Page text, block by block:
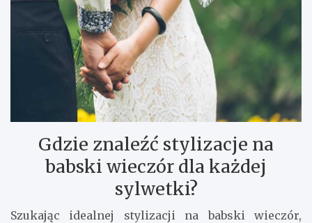
Gdzie znaleźć stylizacje na
babski wieczór dla każdej
sylwetki?
Szukając idealnej stylizacji na babski wieczór,